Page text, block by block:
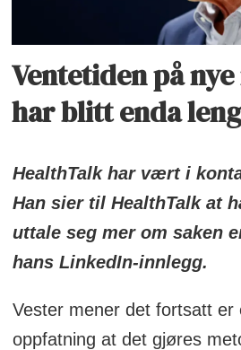
Ventetiden på
har blitt enda
HealthTalk har vært i
Han sier til HealthTalk at
uttale seg mer om saken
hans LinkedIn-innlegg.
Vester mener det fortsatt er
oppfatning at det gjøres